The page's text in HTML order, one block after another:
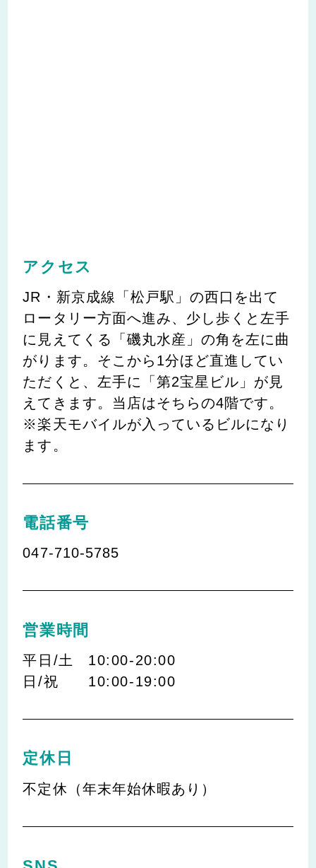
アクセス
JR・新京成線「松戸駅」の西口を出て
ロータリー方面へ進み、少し歩くと左手
に見えてくる「磯丸水産」の角を左に曲
がります。そこから1分ほど直進してい
ただくと、左手に「第2宝星ビル」が見
えてきます。当店はそちらの4階です。
※楽天モバイルが入っているビルになり
ます。
電話番号
047-710-5785
営業時間
平日/土
10:00-20:00
日/祝
10:00-19:00
定休日
不定休（年末年始休暇あり）